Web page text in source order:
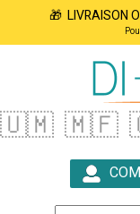
🎁 LIVRAISON
🇺🇲 🇲🇫